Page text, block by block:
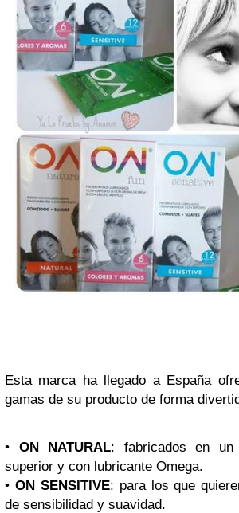
Esta marca ha llegado a España
gamas de su producto de forma
• ON NATURAL: fabricados en
superior y con lubricante Omega.
• ON SENSITIVE: para los que
de sensibilidad y suavidad.